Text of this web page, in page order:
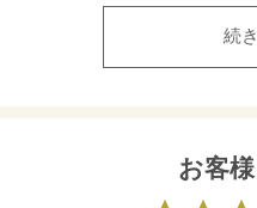
ルク、ポリヒドロキシステア
リセリル－６、オレンジ果実
実エキス＊、ダマスクバラ胎
リー葉エキス＊、グリチルリ
レングリコール、プロパンジ
続
お客